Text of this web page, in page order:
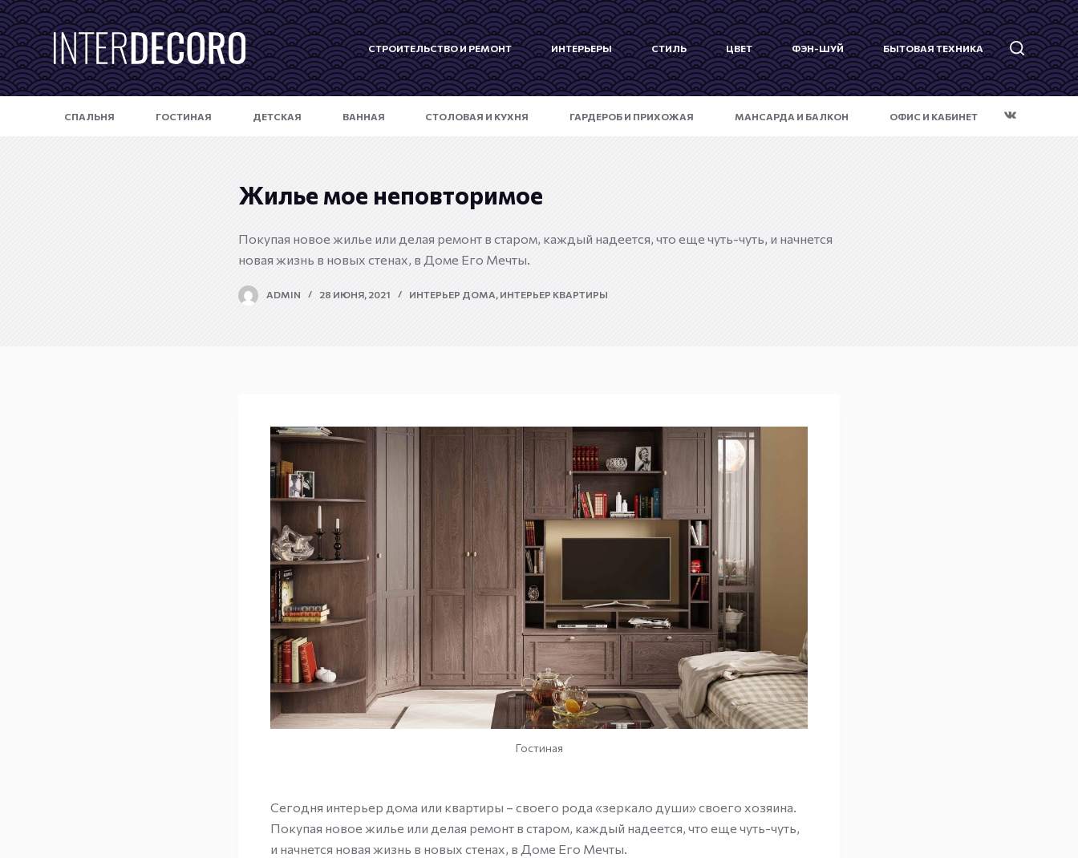
П
е
р
е
й
СТРОИТЕЛЬСТВО И РЕМОНТ ИНТЕРЬЕРЫ СТИЛЬ ЦВЕТ ФЭН-ШУЙ БЫТОВАЯ ТЕХНИКА
СПАЛЬНЯ ГОСТИНАЯ ДЕТСКАЯ ВАННАЯ СТОЛОВАЯ И КУХНЯ ГАРДЕРОБ И ПРИХОЖАЯ МАНСАРДА И БАЛКОН ОФИС И КАБИНЕТ
Жилье мое неповторимое
Покупая новое жилье или делая ремонт в старом, каждый надеется, что еще чуть-чуть, и начнется
новая жизнь в новых стенах, в Доме Его Мечты.
ADMIN 28 ИЮНЯ, 2021 ИНТЕРЬЕР ДОМА, ИНТЕРЬЕР КВАРТИРЫ
Гостиная
Сегодня интерьер дома или квартиры – своего рода «зеркало души» своего хозяина.
Покупая новое жилье или делая ремонт в старом, каждый надеется, что еще чуть-чуть,
и начнется новая жизнь в новых стенах, в Доме Его Мечты.